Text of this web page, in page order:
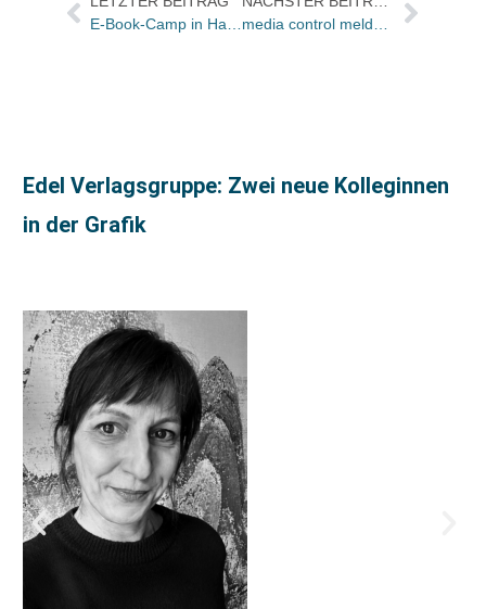
Edel Verlagsgruppe: Zwei neue Kolleginnen
in der Grafik